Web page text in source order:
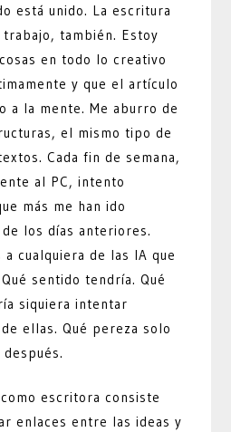
está unido. La escritura
también. Estoy
en todo lo creativo
y que el artículo
a la mente. Me aburro de
el mismo tipo de
Cada fin de semana,
al PC, intento
más me han ido
los días anteriores.
cualquiera de las IA que
sentido tendría. Qué
siquiera intentar
ellas. Qué pereza solo
escritora consiste
enlaces entre las ideas y